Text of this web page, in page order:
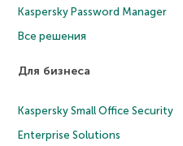
Kaspersky Password Manager
Все решения
Для бизнеса
Kaspersky Small Office Security
Enterprise Solutions